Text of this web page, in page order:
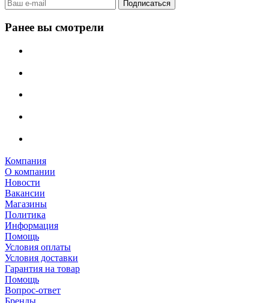
Ранее вы смотрели
Компания
О компании
Новости
Вакансии
Магазины
Политика
Информация
Помощь
Условия оплаты
Условия доставки
Гарантия на товар
Помощь
Вопрос-ответ
Бренды